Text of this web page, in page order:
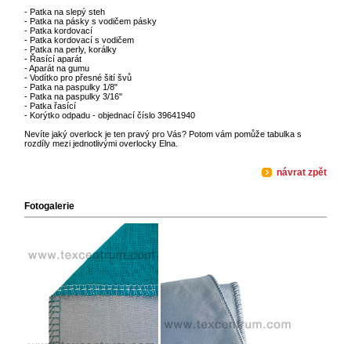
- Patka na slepý steh
- Patka na pásky s vodičem pásky
- Patka kordovací
- Patka kordovací s vodičem
- Patka na perly, korálky
- Řasící aparát
- Aparát na gumu
- Vodítko pro přesné šití švů
- Patka na paspulky 1/8"
- Patka na paspulky 3/16"
- Patka řasící
- Korýtko odpadu - objednací číslo 39641940
Nevíte jaký overlock je ten pravý pro Vás? Potom vám pomůže tabulka s
rozdíly mezi jednotlivými overlocky Elna.
návrat zpět
Fotogalerie